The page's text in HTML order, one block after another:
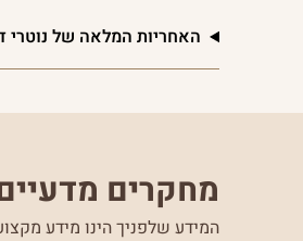
האחריות המלאה של נוטרי
מחקרים
המידע שלפניך הינו מידע